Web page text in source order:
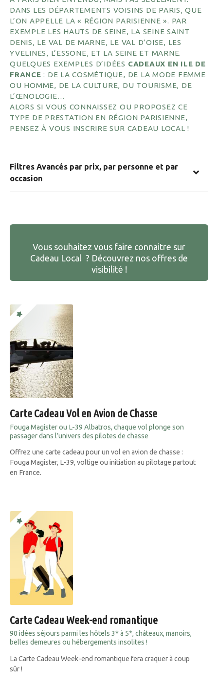
DANS LES DÉPARTEMENTS VOISINS DE PARIS, QUE
L’ON APPELLE LA « RÉGION PARISIENNE ». PAR
EXEMPLE LES HAUTS DE SEINE, LA SEINE SAINT
DENIS, LE VAL DE MARNE, LE VAL D’OISE, LES
YVELINES, L’ESSONE, ET LA SEINE ET MARNE.
QUELQUES EXEMPLES D’IDÉES CADEAUX EN ILE DE
FRANCE : DE LA COSMÉTIQUE, DE LA MODE FEMME
OU HOMME, DE LA CULTURE, DU TOURISME, DE
L’ŒNOLOGIE…
ALORS SI VOUS CONNAISSEZ OU PROPOSEZ CE
TYPE DE PRESTATION EN RÉGION PARISIENNE,
PENSEZ À VOUS INSCRIRE SUR CADEAU LOCAL !
Filtres Avancés par prix, par personne et par
occasion
Vous souhaitez vous faire connaitre sur
Cadeau Local ? Découvrez nos offres de
visibilité !
Carte Cadeau Vol en Avion de Chasse
Fouga Magister ou L-39 Albatros, chaque vol plonge son
passager dans l’univers des pilotes de chasse
Offrez une carte cadeau pour un vol en avion de chasse :
Fouga Magister, L-39, voltige ou initiation au pilotage partout
en France.
Carte Cadeau Week-end romantique
90 idées séjours parmi les hôtels 3* à 5*, châteaux, manoirs,
belles demeures ou hébergements insolites !
La Carte Cadeau Week-end romantique fera craquer à coup
sûr !